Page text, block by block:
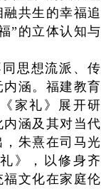
共生的幸福追
”的立体认知与
思想流派、传
涵。福建教育
家礼》展开研
涵及其对当代
朱熹在司马光
》，以修身齐
文化在家庭伦